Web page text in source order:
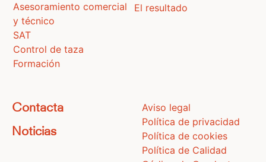
Asesoramiento comercial
y técnico
SAT
Control de taza
Formación
El resultado
Contacta
Noticias
Aviso legal
Política de privacidad
Política de cookies
Política de Calidad